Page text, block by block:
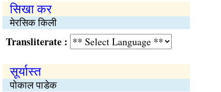
सिखा कर
मेरसिक किली
:
सूर्यास्त
पोकाल पाडेक